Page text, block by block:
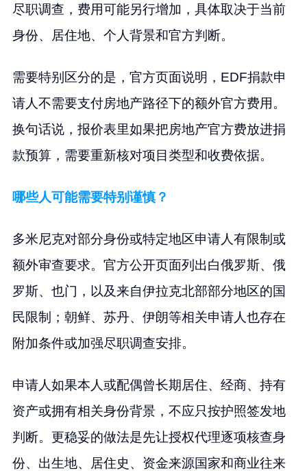
尽职调查，费用可能另行增加，具体取决于当前
身份、居住地、个人背景和官方判断。
需要特别区分的是，官方页面说明，EDF捐款申
请人不需要支付房地产路径下的额外官方费用。
换句话说，报价表里如果把房地产官方费放进捐
款预算，需要重新核对项目类型和收费依据。
哪些人可能需要特别谨慎？
多米尼克对部分身份或特定地区申请人有限制或
额外审查要求。官方公开页面列出白俄罗斯、俄
罗斯、也门，以及来自伊拉克北部部分地区的国
民限制；朝鲜、苏丹、伊朗等相关申请人也存在
附加条件或加强尽职调查安排。
申请人如果本人或配偶曾长期居住、经商、持有
资产或拥有相关身份背景，不应只按护照签发地
判断。更稳妥的做法是先让授权代理逐项核查身
份、出生地、居住史、资金来源国家和商业往来